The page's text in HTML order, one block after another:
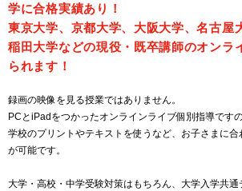
学に合格実績あり！
東京大学、京都大学、大阪大学、名古屋
稲田大学などの現役・既卒講師のオンラ
られます！
録画の映像を見る授業ではありません。
PCとiPadをつかったオンラインライブ個別指導ですの
学校のプリントやテキストを使うなど、お子さまに合
が可能です。
大学・高校・中学受験対策はもちろん、大学入学共